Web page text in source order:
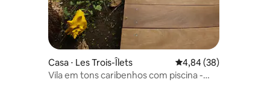
Casa ⋅ Les Trois-Îlets 4,84 de uma avaliação
4,84 (38)
Vila em tons caribenhos com piscina -